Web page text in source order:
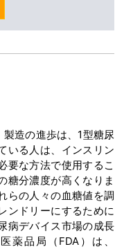
製造の進歩は、1型糖尿
いる人は、インスリン
要な方法で使用するこ
糖分濃度が高くなりま
らの人々の血糖値を調
ンドリーにするために
病デバイス市場の成長
薬品局（FDA）は、